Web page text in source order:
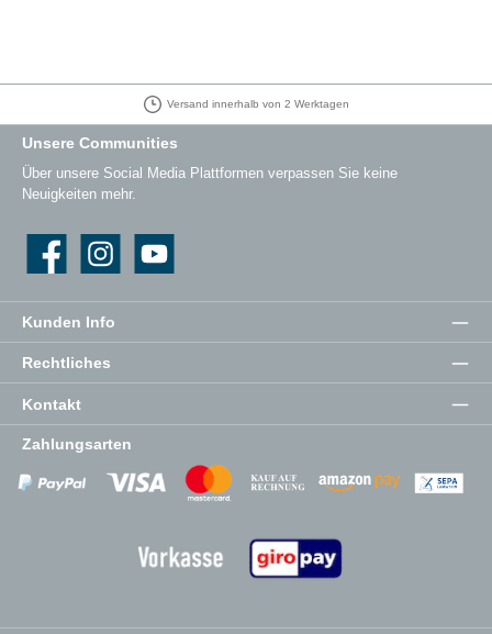
Versand innerhalb von 2 Werktagen
Kunden Info
Rechtliches
Kontakt
Unsere Communities
Über unsere Social Media Plattformen verpassen Sie keine
Neuigkeiten mehr.
Instagram YouTube
Zahlungsarten
Zahlungsanbieter Zahlungsanbieter
Zahlungsanbieter